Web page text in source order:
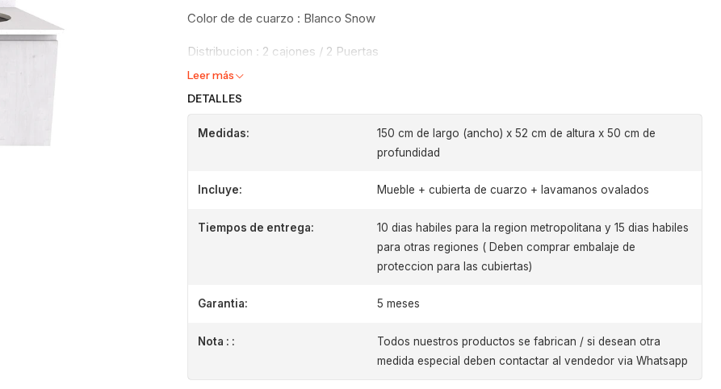
Color de de cuarzo : Blanco Snow
Distribucion : 2 cajones / 2 Puertas
Leer más
DETALLES
Medidas:
150 cm de largo (ancho) x 52 cm de altura x 50 cm de
profundidad
Incluye: Mueble + cubierta de cuarzo + lavamanos ovalados
Tiempos de entrega:
10 dias habiles para la region metropolitana y 15 dias habiles
para otras regiones ( Deben comprar embalaje de
proteccion para las cubiertas)
Garantia: 5 meses
Nota : :
Todos nuestros productos se fabrican / si desean otra
medida especial deben contactar al vendedor via Whatsapp